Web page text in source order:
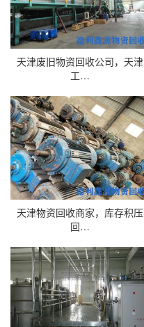
天津废旧物资回收公司，天津
工…
天津物资回收商家，库存积压
回…